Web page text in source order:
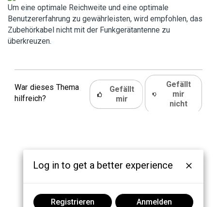
Um eine optimale Reichweite und eine optimale
Benutzererfahrung zu gewährleisten, wird empfohlen, das
Zubehörkabel nicht mit der Funkgerätantenne zu
überkreuzen.
War dieses Thema
hilfreich?
Gefällt
mir
Gefällt
mir
nicht
Log in to get a better experience
Registrieren Anmelden